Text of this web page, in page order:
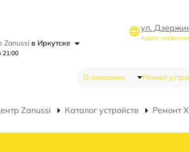
Zanussi в Иркутске
21:00
ул.
Адрес
О компании Ремонт
Zanussi Каталог устройств Ремонт